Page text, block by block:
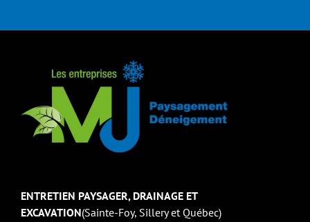
ENTRETIEN PAYSAGER, DRAINAGE ET
EXCAVATION(Sainte-Foy, Sillery et Québec)